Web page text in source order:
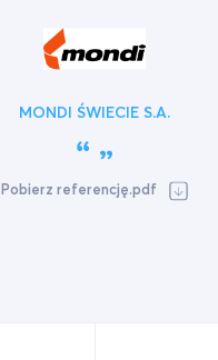
MONDI ŚWIECIE S.A.
Pobierz referencję.pdf